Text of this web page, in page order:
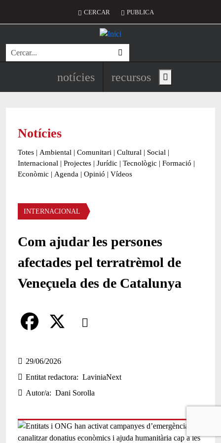
Menú del compte d'usuari
CERCAR PUBLICA
Cerca
Navegació principal de
notícies recursos Show main menu
Notícies
Totes | Ambiental | Comunitari | Cultural | Social |
Internacional | Projectes | Jurídic | Tecnològic | Formació |
Econòmic | Agenda | Opinió | Vídeos
Àmbit de la notícia
INTERNACIONAL
Com ajudar les persones
afectades pel terratrèmol de
Veneçuela des de Catalunya
Comparteix
a
c
e
o
29/06/2026
Entitat redactora
LaviniaNext
Autor/a
Dani Sorolla